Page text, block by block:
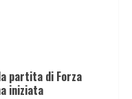
partita di Forza
iniziata